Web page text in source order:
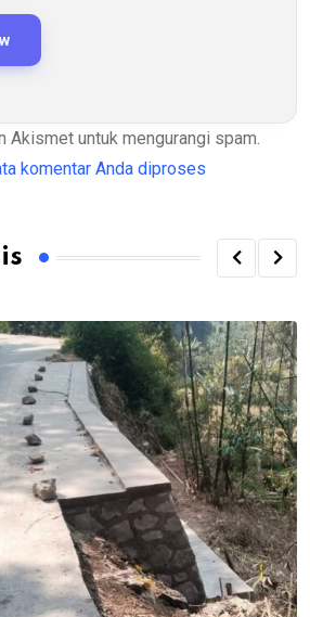
Akismet untuk mengurangi spam.
komentar Anda diproses